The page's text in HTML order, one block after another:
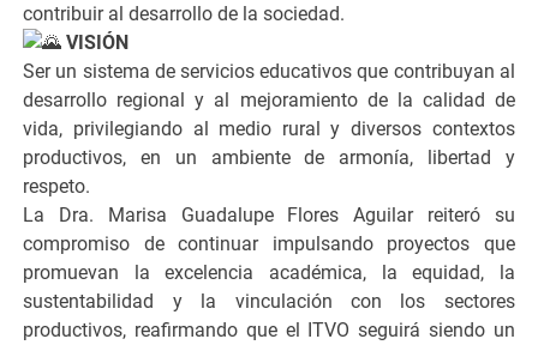
contribuir al desarrollo de la sociedad.
VISIÓN
Ser un sistema de servicios educativos que contribuyan al
desarrollo regional y al mejoramiento de la calidad de
vida, privilegiando al medio rural y diversos contextos
productivos, en un ambiente de armonía, libertad y
respeto.
La Dra. Marisa Guadalupe Flores Aguilar reiteró su
compromiso de continuar impulsando proyectos que
promuevan la excelencia académica, la equidad, la
sustentabilidad y la vinculación con los sectores
productivos, reafirmando que el ITVO seguirá siendo un